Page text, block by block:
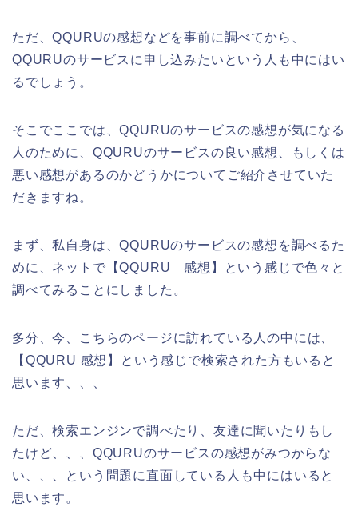
ただ、QQURUの感想などを事前に調べてから、
QQURUのサービスに申し込みたいという人も中にはい
るでしょう。
そこでここでは、QQURUのサービスの感想が気になる
人のために、QQURUのサービスの良い感想、もしくは
悪い感想があるのかどうかについてご紹介させていた
だきますね。
まず、私自身は、QQURUのサービスの感想を調べるた
めに、ネットで【QQURU 感想】という感じで色々と
調べてみることにしました。
多分、今、こちらのページに訪れている人の中には、
【QQURU 感想】という感じで検索された方もいると
思います、、、
ただ、検索エンジンで調べたり、友達に聞いたりもし
たけど、、、QQURUのサービスの感想がみつからな
い、、、という問題に直面している人も中にはいると
思います。